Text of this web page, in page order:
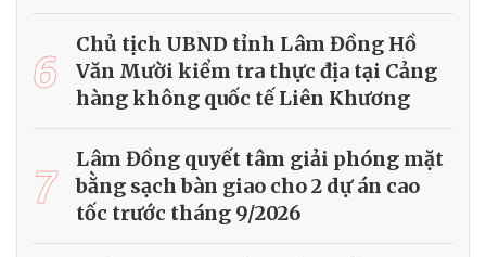
6
Chủ tịch UBND tỉnh Lâm Đồng Hồ
Văn Mười kiểm tra thực địa tại Cảng
hàng không quốc tế Liên Khương
7
Lâm Đồng quyết tâm giải phóng mặt
bằng sạch bàn giao cho 2 dự án cao
tốc trước tháng 9/2026